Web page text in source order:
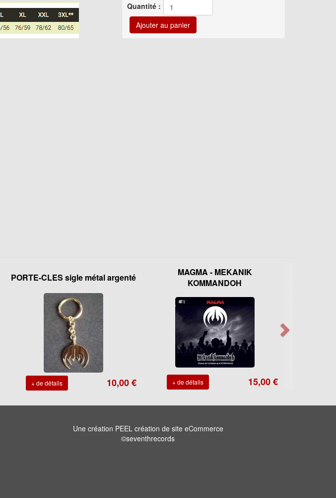
Quantité :
PORTE-CLES sigle métal argenté
+ de détails 10,00 €
MAGMA - MEKANIK
KOMMANDOH
+ de détails 15,00 €
Une création PEEL création de site eCommerce
©seventhrecords